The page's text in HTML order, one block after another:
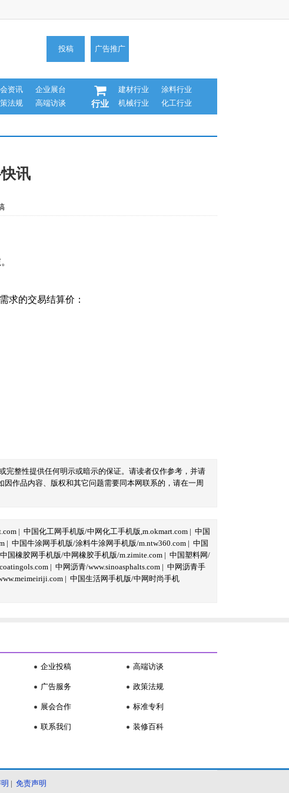
投稿 广告推广
资讯
企业展台
法规
高端访谈 行业
建材行业
涂料行业
机械行业
化工行业
讯
求的交易结算价：
完整性提供任何明示或暗示的保证。请读者仅作参考，并请
作品内容、版权和其它问题需要同本网联系的，请在一周
| 中国化工网手机版/中网化工手机版,m.okmart.com | 中国
| 中国牛涂网手机版/涂料牛涂网手机版/m.ntw360.com | 中国
中国橡胶网手机版/中网橡胶手机版/m.zimite.com | 中国塑料网/
| 中网沥青/www.sinoasphalts.com | 中网沥青手
| 中国生活网手机版/中网时尚手机
企业投稿
广告服务
展会合作
联系我们
高端访谈
政策法规
标准专利
装修百科
| 免责声明